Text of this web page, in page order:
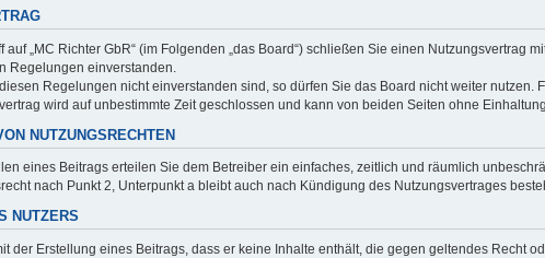
auf „MC Richter GbR“ (im Folgenden „das Board“) schließen Sie einen Nutzungsvertrag
Regelungen einverstanden.
Regelungen nicht einverstanden sind, so dürfen Sie das Board nicht weiter
wird auf unbestimmte Zeit geschlossen und kann von beiden Seiten ohne
NUTZUNGSRECHTEN
eines Beitrags erteilen Sie dem Betreiber ein einfaches, zeitlich und räumlich
nach Punkt 2, Unterpunkt a bleibt auch nach Kündigung des Nutzungsvertrages
NUTZERS
der Erstellung eines Beitrags, dass er keine Inhalte enthält, die gegen geltendes Recht